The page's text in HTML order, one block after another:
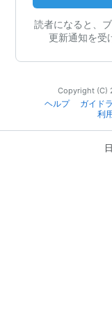
読者になると、
更新通知を受
Copyright (C)
ヘルプ
ガイド
利